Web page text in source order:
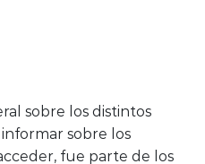
sobre los distintos
sobre los
fue parte de los